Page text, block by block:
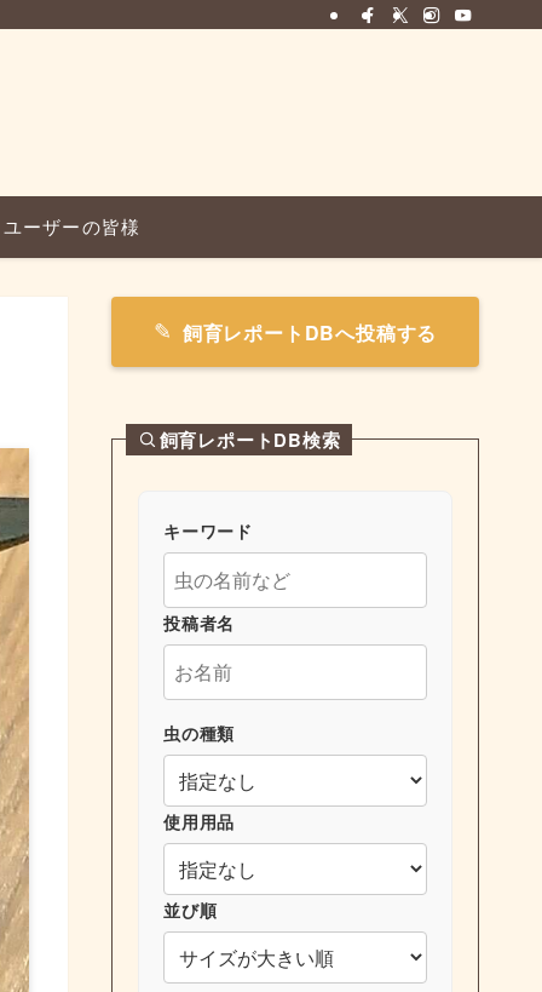
ユーザーの皆様
飼育レポートDBへ投稿する
飼育レポートDB検索
キーワード
投稿者名
虫の種類
使用用品
並び順